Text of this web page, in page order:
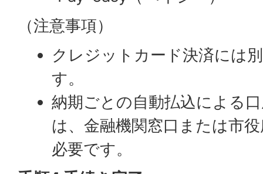
（注意事項）
クレジットカード決済には
す。
納期ごとの自動払込による
は、金融機関窓口または市
必要です。